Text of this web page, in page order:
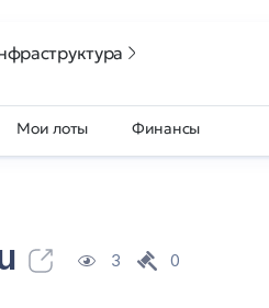
Мои лоты Финансы
3 0